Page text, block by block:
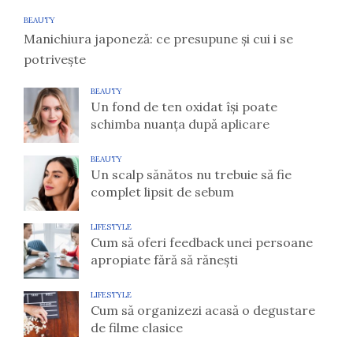
BEAUTY
Manichiura japoneză: ce presupune și cui i se
potrivește
BEAUTY
Un fond de ten oxidat își poate
schimba nuanța după aplicare
BEAUTY
Un scalp sănătos nu trebuie să fie
complet lipsit de sebum
LIFESTYLE
Cum să oferi feedback unei persoane
apropiate fără să rănești
LIFESTYLE
Cum să organizezi acasă o degustare
de filme clasice